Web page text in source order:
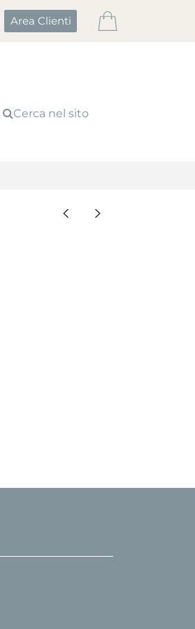
Area Clienti
Cerca nel sito